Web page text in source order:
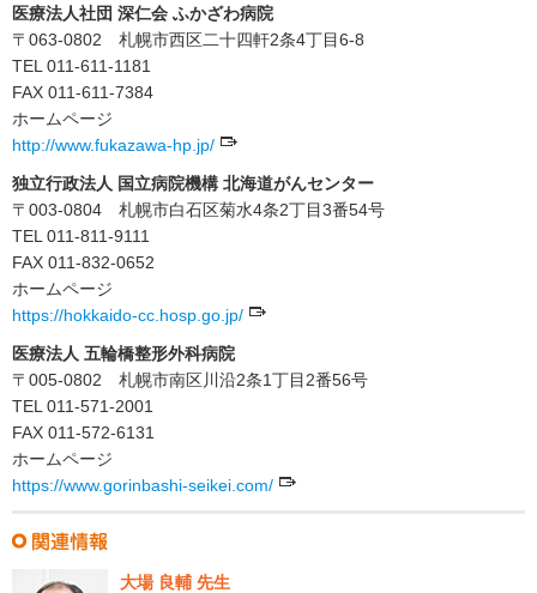
医療法人社団 深仁会 ふかざわ病院
〒063-0802 札幌市西区二十四軒2条4丁目6-8
TEL 011-611-1181
FAX 011-611-7384
ホームページ
http://www.fukazawa-hp.jp/
独立行政法人 国立病院機構 北海道がんセンター
〒003-0804 札幌市白石区菊水4条2丁目3番54号
TEL 011-811-9111
FAX 011-832-0652
ホームページ
https://hokkaido-cc.hosp.go.jp/
医療法人 五輪橋整形外科病院
〒005-0802 札幌市南区川沿2条1丁目2番56号
TEL 011-571-2001
FAX 011-572-6131
ホームページ
https://www.gorinbashi-seikei.com/
大場 良輔 先生